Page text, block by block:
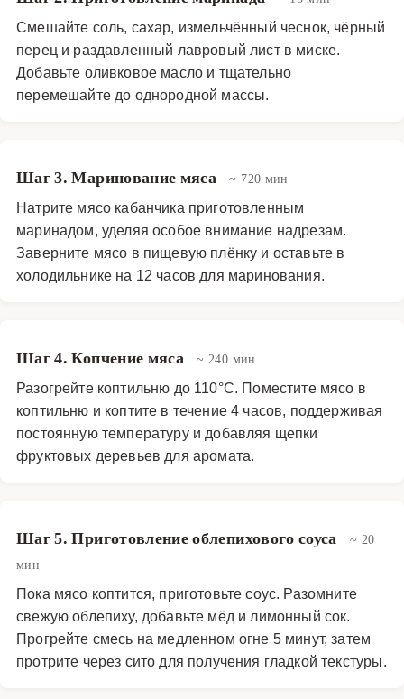
Смешайте соль, сахар, измельчённый чеснок, чёрный
перец и раздавленный лавровый лист в миске.
Добавьте оливковое масло и тщательно
перемешайте до однородной массы.
Шаг 3. Маринование мяса ~ 720 мин
Натрите мясо кабанчика приготовленным
маринадом, уделяя особое внимание надрезам.
Заверните мясо в пищевую плёнку и оставьте в
холодильнике на 12 часов для маринования.
Шаг 4. Копчение мяса ~ 240 мин
Разогрейте коптильню до 110°C. Поместите мясо в
коптильню и коптите в течение 4 часов, поддерживая
постоянную температуру и добавляя щепки
фруктовых деревьев для аромата.
Шаг 5. Приготовление облепихового соуса
~ 20
мин
Пока мясо коптится, приготовьте соус. Разомните
свежую облепиху, добавьте мёд и лимонный сок.
Прогрейте смесь на медленном огне 5 минут, затем
протрите через сито для получения гладкой текстуры.